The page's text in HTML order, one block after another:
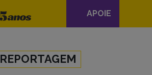
Navegação
principal
APOIE
REPORTAGEM